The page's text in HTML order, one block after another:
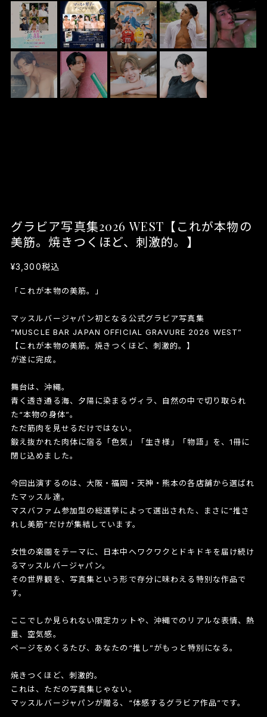
グラビア写真集2026 WEST【これが本物の
美筋。焼きつくほど、刺激的。】
¥3,300税込
「これが本物の美筋。」
マッスルバージャパン初となる公式グラビア写真集
“MUSCLE BAR JAPAN OFFICIAL GRAVURE 2026 WEST”
【これが本物の美筋。焼きつくほど、刺激的。】
が遂に完成。
舞台は、沖縄。
青く透き通る海、夕陽に染まるヴィラ、自然の中で切り取られ
た“本物の身体”。
ただ筋肉を見せるだけではない。
鍛え抜かれた肉体に宿る「色気」「生き様」「物語」を、1冊に
閉じ込めました。
今回出演するのは、大阪・福岡・天神・熊本の各店舗から選ばれ
たマッスル達。
マスバファム参加型の総選挙によって選出された、まさに“推さ
れし美筋”だけが集結しています。
女性の楽園をテーマに、日本中へワクワクとドキドキを届け続け
るマッスルバージャパン。
その世界観を、写真集という形で存分に味わえる特別な作品で
す。
ここでしか見られない限定カットや、沖縄でのリアルな表情、熱
量、空気感。
ページをめくるたび、あなたの“推し”がもっと特別になる。
焼きつくほど、刺激的。
これは、ただの写真集じゃない。
マッスルバージャパンが贈る、“体感するグラビア作品”です。